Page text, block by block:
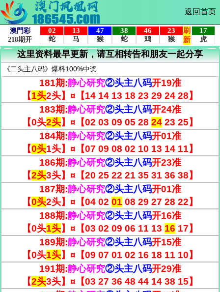
返回首页
这里资料最早更新，请互相转告和朋友一起分享
《二头主八码》爆料100%中奖
181期:静心研究②头主八码开19准
【1头2头】¤【14 14 13 18 23 29 24 28】
183期:静心研究②头主八码开24准
【0头2头】¤【02 03 09 05 28 24 23 25】
184期:静心研究②头主八码开01准
【0头1头】¤【07 09 08 02 10 13 14 11】
186期:静心研究②头主八码开23准
【2头3头】¤【20 25 22 21 35 31 36 38】
187期:静心研究②头主八码开01准
【0头2头】¤【04 02 01 08 29 27 28 22】
188期:静心研究②头主八码开16准
【0头1头】¤【03 02 09 06 11 13 16 17】
189期:静心研究②头主八码开15准
【0头1头】¤【09 07 01 02 16 18 11 10】
191期:静心研究②头主八码开29准
【2头3头】¤【03 27 36 48 44 14 38 15】